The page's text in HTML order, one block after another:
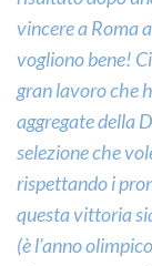
vincere a Roma
vogliono bene!
gran lavoro che
aggregate della
selezione che
rispettando i
questa vittoria
(è l’anno